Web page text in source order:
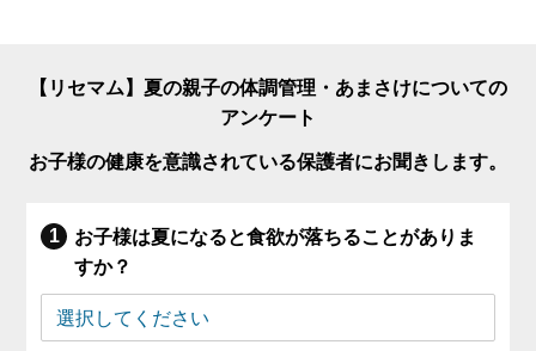
【リセマム】夏の親子の体調管理・あまさけについての
アンケート
お子様の健康を意識されている保護者にお聞きします。
お子様は夏になると食欲が落ちることがありま
すか？